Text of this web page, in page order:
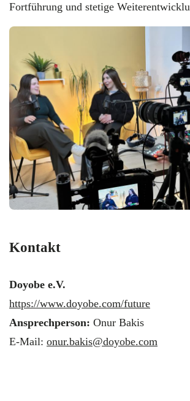
Fortführung und stetige
Kontakt
Doyobe e.V.
https://www.doyobe.com/future
Ansprechperson: Onur Bakis
E-Mail: onur.bakis@doyobe.com